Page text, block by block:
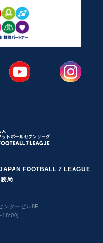
FOOTBALL 7 LEAGUE
局
ンタービル8F